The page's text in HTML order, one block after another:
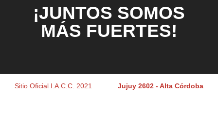
¡JUNTOS SOMOS
MÁS FUERTES!
Sitio Oficial I.A.C.C. 2021 Jujuy 2602 - Alta Córdoba